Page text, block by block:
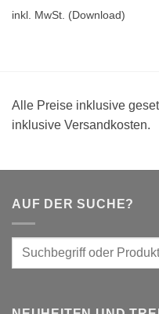
inkl. MwSt. (Download)
Alle Preise inklusive
inklusive Versandkosten.
AUF DER SUCHE?